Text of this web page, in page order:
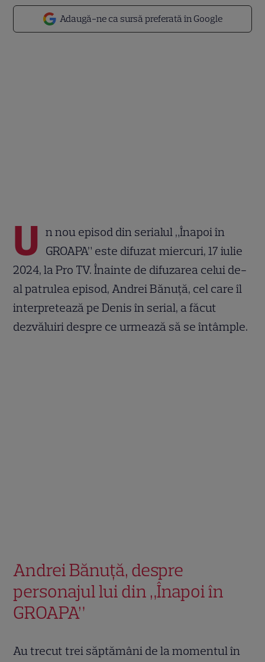
Adaugă-ne ca sursă preferată în Google
U n nou episod din serialul „Înapoi în
GROAPA” este difuzat miercuri, 17 iulie
2024, la Pro TV. Înainte de difuzarea celui de-
al patrulea episod, Andrei Bănuță, cel care îl
interpretează pe Denis în serial, a făcut
dezvăluiri despre ce urmează să se întâmple.
Andrei Bănuță, despre
personajul lui din „Înapoi în
GROAPA”
Au trecut trei săptămâni de la momentul în